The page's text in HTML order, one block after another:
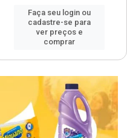
Faça seu login ou
cadastre-se para
ver preços e
comprar